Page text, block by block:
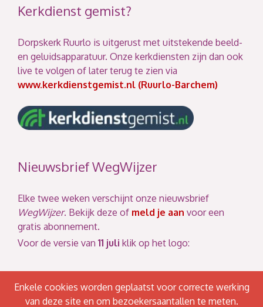
Kerkdienst gemist?
Dorpskerk Ruurlo is uitgerust met uitstekende beeld-
en geluidsapparatuur. Onze kerkdiensten zijn dan ook
live te volgen of later terug te zien via
www.kerkdienstgemist.nl (Ruurlo-Barchem)
Nieuwsbrief WegWijzer
Elke twee weken verschijnt onze nieuwsbrief
WegWijzer. Bekijk deze of meld je aan voor een
gratis abonnement.
Voor de versie van 11 juli klik op het logo:
Enkele cookies worden geplaatst voor correcte werking
van deze site en om bezoekersaantallen te meten.